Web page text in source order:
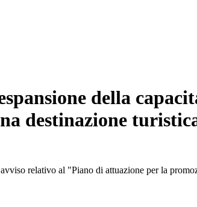
della
destinazione
relativo al "Piano di attuazione per la